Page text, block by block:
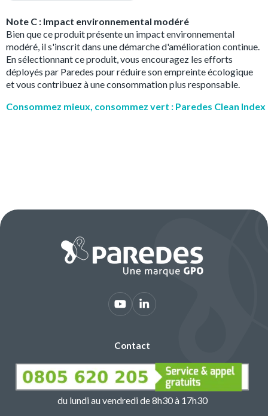
Note C : Impact environnemental modéré
Bien que ce produit présente un impact environnemental
modéré, il s'inscrit dans une démarche d'amélioration continue.
En sélectionnant ce produit, vous encouragez les efforts
déployés par Paredes pour réduire son empreinte écologique
et vous contribuez à une consommation plus responsable.
Consommez mieux, consommez vert : Paredes Clean Index
Contact
du lundi au vendredi de 8h30 à 17h30